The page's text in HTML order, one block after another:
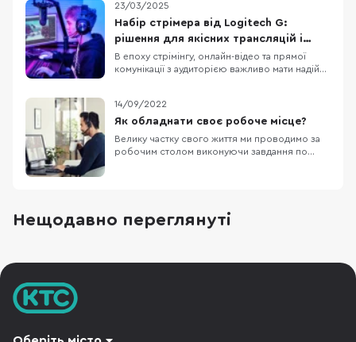
прочитати у нашій статті: “ТОП-5 мікрофонів
Fifine: відмінний результат без переплат”.
Сьогодні до нас на огляд потрапили дві web-
камери в
23/03/2025
Набір стрімера від Logitech G:
рішення для якісних трансляцій і
комфортної роботи
В епоху стрімінгу, онлайн-відео та прямої
комунікації з аудиторією важливо мати надійне
створення високоякісного контенту, однак
Logitech вже давно зарекомендувала себе як
У цій статті
14/09/2022
Як обладнати своє робоче місце?
Велику частку свого життя ми проводимо за
робочим столом виконуючи завдання по
спостерігається безпрецедентне зростання
відсотку прац
Нещодавно переглянуті